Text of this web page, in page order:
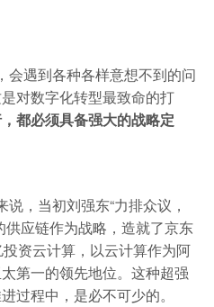
会遇到各种各样意想不到的问
对数字化转型最致命的打
都必须具备强大的战略定
，当初刘强东“力排众议，
供应链作为战略，造就了京东
资云计算，以云计算作为阿
第一的领先地位。这种超强
过程中，是必不可少的。